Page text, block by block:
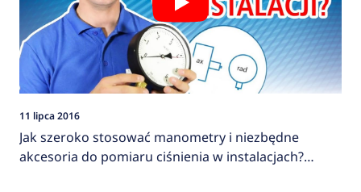
11 lipca 2016
Jak szeroko stosować manometry i niezbędne
akcesoria do pomiaru ciśnienia w instalacjach?